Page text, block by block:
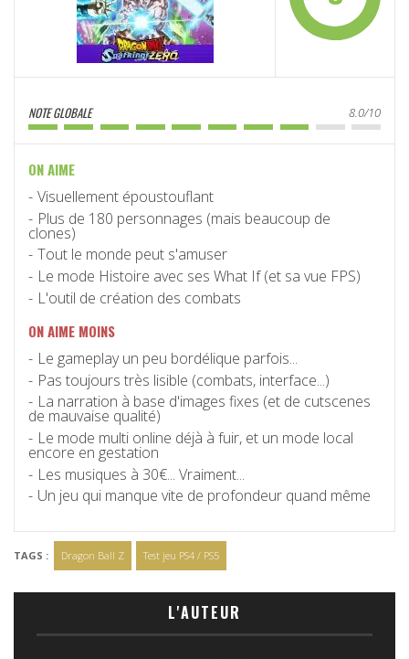
NOTE GLOBALE 8.0/10
ON AIME
Visuellement époustouflant
Plus de 180 personnages (mais beaucoup de
clones)
Tout le monde peut s'amuser
Le mode Histoire avec ses What If (et sa vue FPS)
L'outil de création des combats
ON AIME MOINS
Le gameplay un peu bordélique parfois...
Pas toujours très lisible (combats, interface...)
La narration à base d'images fixes (et de cutscenes
de mauvaise qualité)
Le mode multi online déjà à fuir, et un mode local
encore en gestation
Les musiques à 30€... Vraiment...
Un jeu qui manque vite de profondeur quand même
TAGS : Dragon Ball Z Test jeu PS4 / PS5
L'AUTEUR